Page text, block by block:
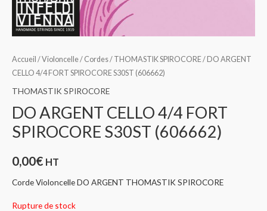
Accueil /Violoncelle/ Cordes/ THOMASTIK SPIROCORE/ DO ARGENT
CELLO 4/4 FORT SPIROCORE S30ST (606662)
THOMASTIK SPIROCORE
DO ARGENT CELLO 4/4 FORT
SPIROCORE S30ST (606662)
0,00€ HT
Corde Violoncelle DO ARGENT THOMASTIK SPIROCORE
Rupture de stock